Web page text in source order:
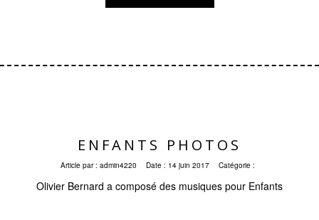
ENFANTS PHOTOS
Article par : admin4220 Date : 14 juin 2017 Catégorie :
Olivier Bernard a composé des musiques pour Enfants